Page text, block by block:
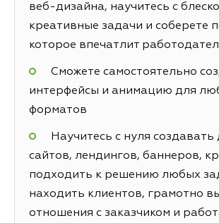
веб-дизайна, научитесь с
креативные задачи и соберете
которое впечатлит
Сможете самостоятельно
интерфейсы и анимацию для
форматов
Научитесь с нуля создавать
сайтов, лендингов, баннеров,
подходить к решению любых
находить клиентов, грамотно
отношения с заказчиком и